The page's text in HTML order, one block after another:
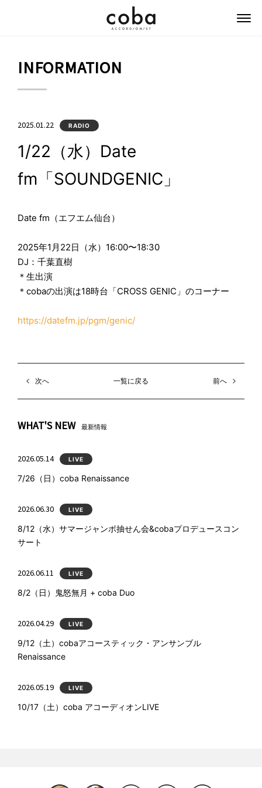
INFORMATION
2025.01.22 RADIO
1/22（水）Date
fm「SOUNDGENIC」
Date fm（エフエム仙台）
2025年1月22日（水）16:00〜18:30
DJ：千葉直樹
＊生出演
＊cobaの出演は18時台「CROSS GENIC」のコーナー
https://datefm.jp/pgm/genic/
次へ 一覧に戻る 前へ
WHAT'S NEW 最新情報
2026.05.14 LIVE
7/26（日）coba Renaissance
2026.06.30 LIVE
8/12（水）サマージャンボ抽せん会&cobaプロデュースコン
サート
2026.06.11 LIVE
8/2（日）鬼怒無月 + coba Duo
2026.04.29 LIVE
9/12（土）cobaアコースティック・アンサンブル
Renaissance
2026.05.19 LIVE
10/17（土）coba アコーディオンLIVE